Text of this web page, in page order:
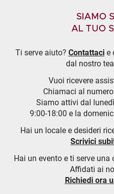
SIAMO
AL TUO
Ti serve aiuto? Contattacie
dal nostro
Vuoi ricevere
Chiamaci al numero
Siamo attivi dal
9:00-18:00 e la
Hai un locale e desideri
Scrivici
Hai un evento e ti serve una
Affidati ai
Richiedi ora